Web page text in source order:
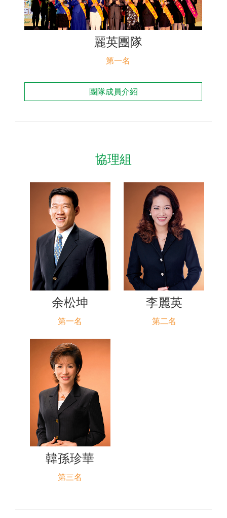
聯絡我們
麗英團隊
第一名
團隊成員介紹
協理組
余松坤
第一名
李麗英
第二名
韓孫珍華
第三名